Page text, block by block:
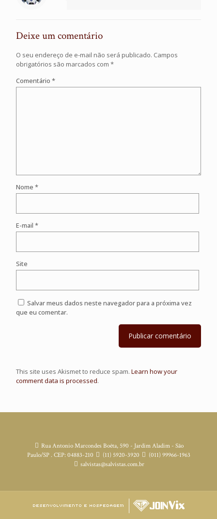
Deixe um comentário
O seu endereço de e-mail não será publicado. Campos
obrigatórios são marcados com *
Comentário *
Nome *
E-mail *
Site
Salvar meus dados neste navegador para a próxima vez
que eu comentar.
This site uses Akismet to reduce spam. Learn how your
comment data is processed.
Rua Antonio Marcondes Boêta, 590 - Jardim Aladim - São
Paulo/SP . CEP: 04883-210
(11) 5920-3920
(011) 99966-1963
salvistas@salvistas.com.br